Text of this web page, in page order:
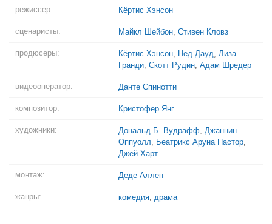
режиссер: Кёртис Хэнсон
сценаристы: Майкл Шейбон, Стивен Кловз
продюсеры: Кёртис Хэнсон, Нед Дауд, Лиза
Гранди, Скотт Рудин, Адам Шредер
видеооператор: Данте Спинотти
композитор: Кристофер Янг
художники: Дональд Б. Вудрафф, Джаннин
Оппуолл, Беатрикс Аруна Пастор,
Джей Харт
монтаж: Деде Аллен
жанры: комедия, драма